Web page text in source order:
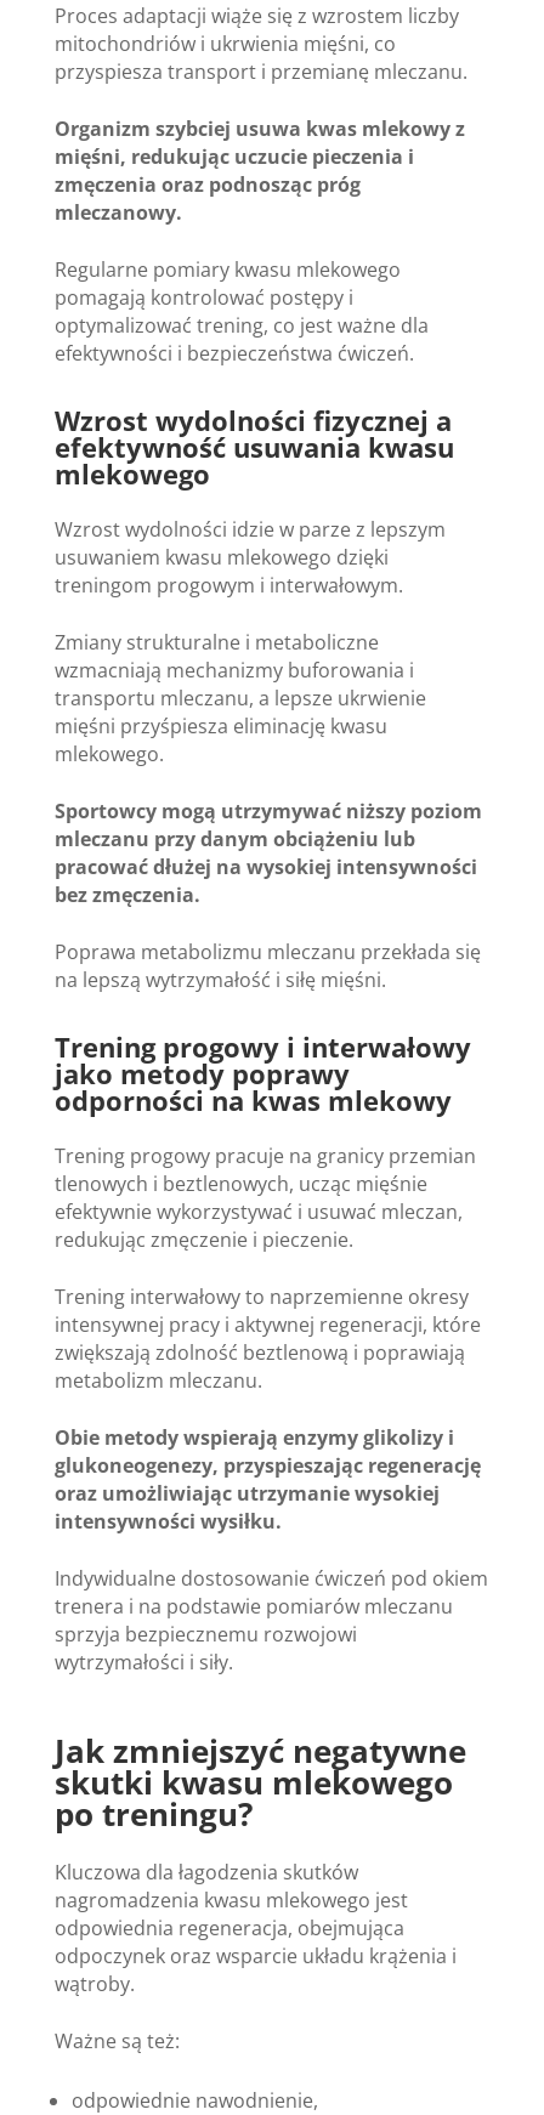
Proces adaptacji wiąże się z wzrostem liczby
mitochondriów i ukrwienia mięśni, co
przyspiesza transport i przemianę mleczanu.
Organizm szybciej usuwa kwas mlekowy z
mięśni, redukując uczucie pieczenia i
zmęczenia oraz podnosząc próg
mleczanowy.
Regularne pomiary kwasu mlekowego
pomagają kontrolować postępy i
optymalizować trening, co jest ważne dla
efektywności i bezpieczeństwa ćwiczeń.
Wzrost wydolności fizycznej a
efektywność usuwania kwasu
mlekowego
Wzrost wydolności idzie w parze z lepszym
usuwaniem kwasu mlekowego dzięki
treningom progowym i interwałowym.
Zmiany strukturalne i metaboliczne
wzmacniają mechanizmy buforowania i
transportu mleczanu, a lepsze ukrwienie
mięśni przyśpiesza eliminację kwasu
mlekowego.
Sportowcy mogą utrzymywać niższy poziom
mleczanu przy danym obciążeniu lub
pracować dłużej na wysokiej intensywności
bez zmęczenia.
Poprawa metabolizmu mleczanu przekłada się
na lepszą wytrzymałość i siłę mięśni.
Trening progowy i interwałowy
jako metody poprawy
odporności na kwas mlekowy
Trening progowy pracuje na granicy przemian
tlenowych i beztlenowych, ucząc mięśnie
efektywnie wykorzystywać i usuwać mleczan,
redukując zmęczenie i pieczenie.
Trening interwałowy to naprzemienne okresy
intensywnej pracy i aktywnej regeneracji, które
zwiększają zdolność beztlenową i poprawiają
metabolizm mleczanu.
Obie metody wspierają enzymy glikolizy i
glukoneogenezy, przyspieszając regenerację
oraz umożliwiając utrzymanie wysokiej
intensywności wysiłku.
Indywidualne dostosowanie ćwiczeń pod okiem
trenera i na podstawie pomiarów mleczanu
sprzyja bezpiecznemu rozwojowi
wytrzymałości i siły.
Jak zmniejszyć negatywne
skutki kwasu mlekowego
po treningu?
Kluczowa dla łagodzenia skutków
nagromadzenia kwasu mlekowego jest
odpowiednia regeneracja, obejmująca
odpoczynek oraz wsparcie układu krążenia i
wątroby.
Ważne są też:
odpowiednie nawodnienie,